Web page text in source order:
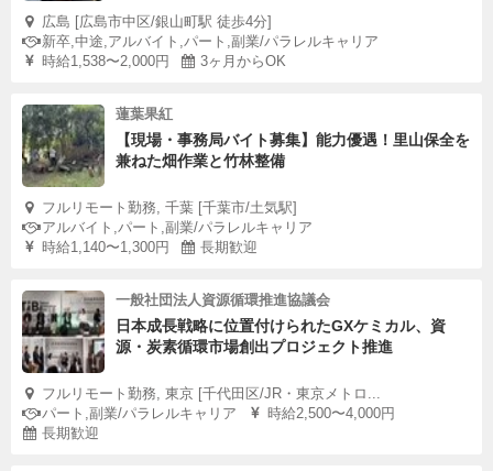
広島 [広島市中区/銀山町駅 徒歩4分]
新卒,中途,アルバイト,パート,副業/パラレルキャリア
時給1,538〜2,000円
3ヶ月からOK
蓮葉果紅
【現場・事務局バイト募集】能力優遇！里山保全を
兼ねた畑作業と竹林整備
フルリモート勤務, 千葉 [千葉市/土気駅]
アルバイト,パート,副業/パラレルキャリア
時給1,140〜1,300円
長期歓迎
一般社団法人資源循環推進協議会
日本成長戦略に位置付けられたGXケミカル、資
源・炭素循環市場創出プロジェクト推進
フルリモート勤務, 東京 [千代田区/JR・東京メトロ...
パート,副業/パラレルキャリア
時給2,500〜4,000円
長期歓迎